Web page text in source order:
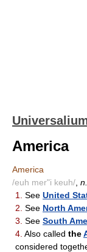
America
America
/euh mer"i keuh/ n.
1.
See United
2. See North
3. See South
4. Also called the
considered